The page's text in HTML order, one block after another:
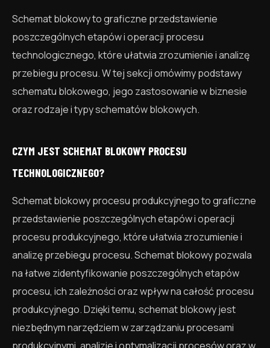
Schemat blokowy to graficzne przedstawienie
poszczególnych etapów i operacji procesu
technologicznego, które ułatwia zrozumienie i analizę
przebiegu procesu. W tej sekcji omówimy podstawy
schematu blokowego, jego zastosowanie w biznesie
oraz rodzaje i typy schematów blokowych.
CZYM JEST SCHEMAT BLOKOWY PROCESU
TECHNOLOGICZNEGO?
Schemat blokowy procesu produkcyjnego to graficzne
przedstawienie poszczególnych etapów i operacji
procesu produkcyjnego, które ułatwia zrozumienie i
analizę przebiegu procesu. Schemat blokowy pozwala
na łatwe zidentyfikowanie poszczególnych etapów
procesu, ich zależności oraz wpływ na całość procesu
produkcyjnego. Dzięki temu, schemat blokowy jest
niezbędnym narzędziem w zarządzaniu procesami